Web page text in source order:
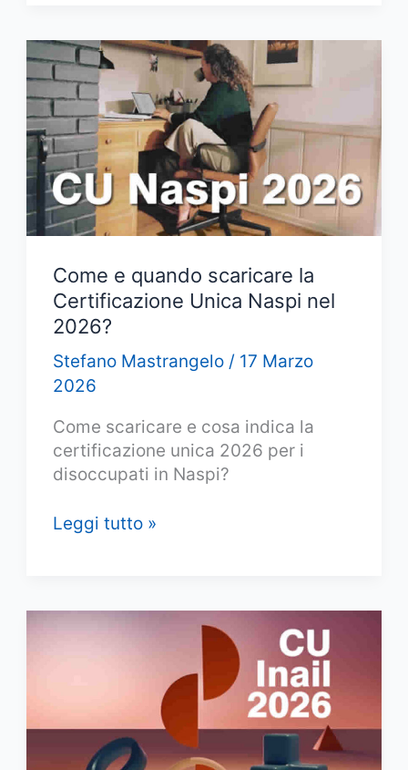
16
Marzo:
come
scaricarla
dal
sito
Inps?
Come e quando scaricare la
Certificazione Unica Naspi nel
2026?
Stefano Mastrangelo/ 17 Marzo
2026
Come scaricare e cosa indica la
certificazione unica 2026 per i
disoccupati in Naspi?
Come
la
2026?
Leggi tutto »